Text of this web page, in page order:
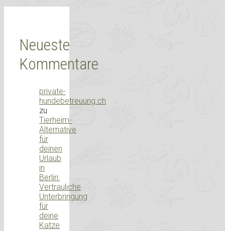
Neueste
Kommentare
private-
hundebetreuung.ch
zu
Tierheim-
Alternative
für
deinen
Urlaub
in
Berlin:
Vertrauliche
Unterbringung
für
deine
Katze